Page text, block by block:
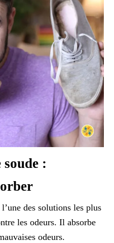
:
des solutions les plus
les odeurs. Il absorbe
odeurs.